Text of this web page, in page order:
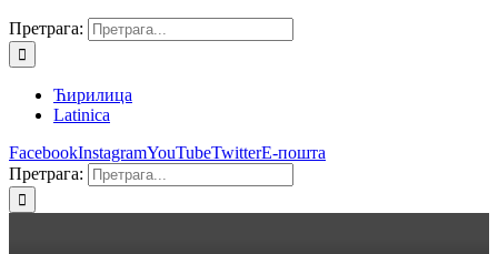
Претрага:
Ћирилица
Latinica
FacebookInstagramYouTubeTwitterЕ-пошта
Претрага: